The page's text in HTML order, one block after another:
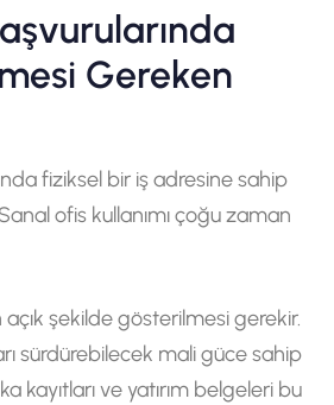
Gereken
fiziksel bir iş adresine sahip
ofis kullanımı çoğu zaman
açık şekilde gösterilmesi gerekir.
sürdürebilecek mali güce sahip
kayıtları ve yatırım belgeleri bu